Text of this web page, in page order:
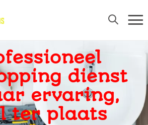
dienst
ervaring,
ter plaats